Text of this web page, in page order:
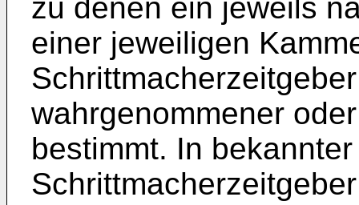
zu denen ein jeweils
einer jeweiligen
wahrgenommener
bestimmt. In